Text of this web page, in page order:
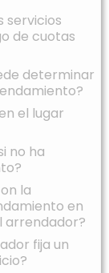
servicios
de cuotas
determinar
el lugar
no ha
la
en
arrendador?
fija un